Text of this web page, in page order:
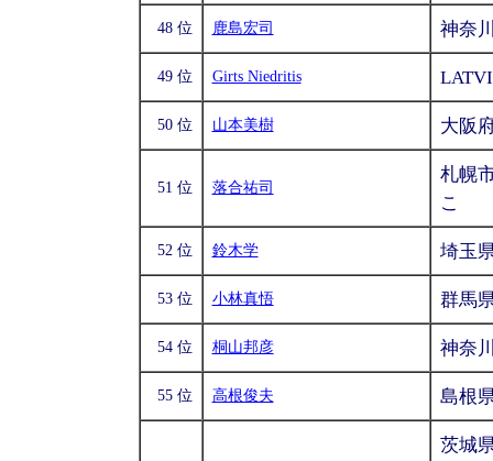
48 位 鹿島宏司 神奈
49 位 Girts Niedritis
50 位 山本美樹 大阪
51 位 落合祐司
札幌
こ
52 位 鈴木学 埼玉
53 位 小林真悟 群馬
54 位 桐山邦彦 神奈
55 位 高根俊夫 島根
茨城